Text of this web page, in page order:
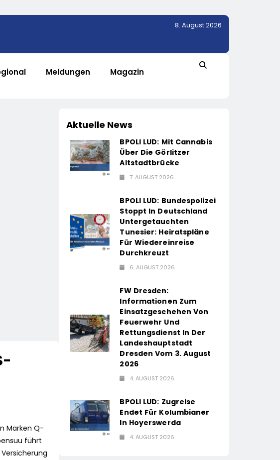
8. August 2026
Meldungen Magazin
Marken Q-
führt
Aktuelle News
BPOLI LUD: Mit Cannabis
Über Die Görlitzer
Altstadtbrücke
7. AUGUST 2026
BPOLI LUD: Bundespolizei
Stoppt In Deutschland
Untergetauchten
Tunesier: Heiratspläne
Für Wiedereinreise
Durchkreuzt
6. AUGUST 2026
FW Dresden:
Informationen Zum
Einsatzgeschehen Von
Feuerwehr Und
Rettungsdienst In Der
Landeshauptstadt
Dresden Vom 3. August
2026
4. AUGUST 2026
BPOLI LUD: Zugreise
Endet Für Kolumbianer
In Hoyerswerda
4. AUGUST 2026